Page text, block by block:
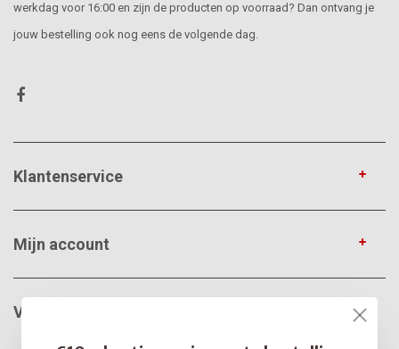
werkdag voor 16:00 en zijn de producten op voorraad? Dan ontvang je
jouw bestelling ook nog eens de volgende dag.
Klantenservice
Mijn account
VerfonlineXL